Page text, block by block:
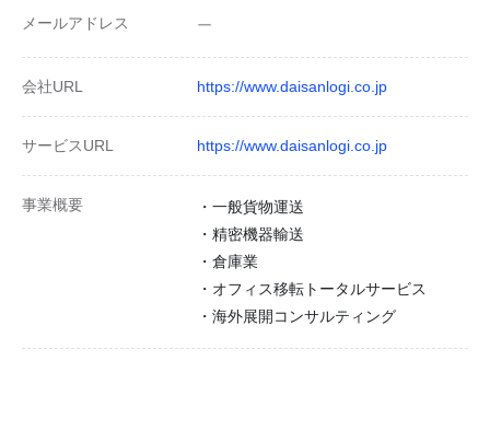
メールアドレス ー
会社URL https://www.daisanlogi.co.jp
サービスURL https://www.daisanlogi.co.jp
事業概要
・一般貨物運送
・精密機器輸送
・倉庫業
・オフィス移転トータルサービス
・海外展開コンサルティング